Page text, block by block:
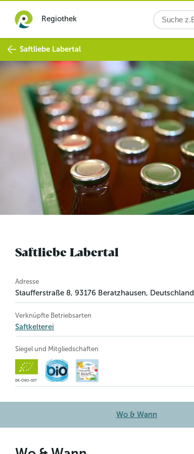
Regiothek
Saftliebe Labertal
Saftliebe Labertal
Betriebsinformation
Adresse
Staufferstraße 8, 93176 Beratzhausen, Deutschland
Verknüpfte Betriebsarten
Saftkelterei
Siegel und Mitgliedschaften
DE-ÖKO-037
Wo & Wann